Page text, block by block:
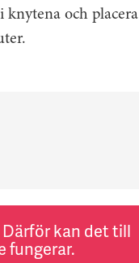
knytena och placera
kan det till
fungerar.